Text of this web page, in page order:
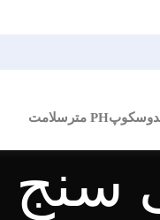
PH متر سلامت
سنج